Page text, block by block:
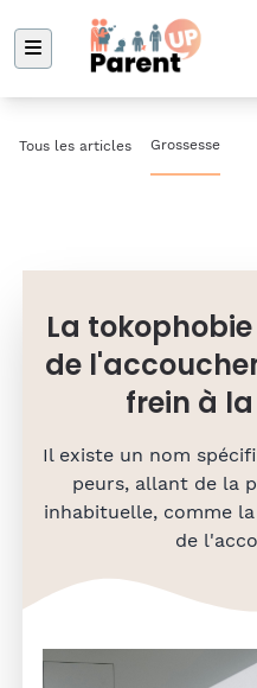
Tous les articles Grossesse
La
de
frein à
Il existe un nom
peurs, allant de la
inhabituelle, comme
de